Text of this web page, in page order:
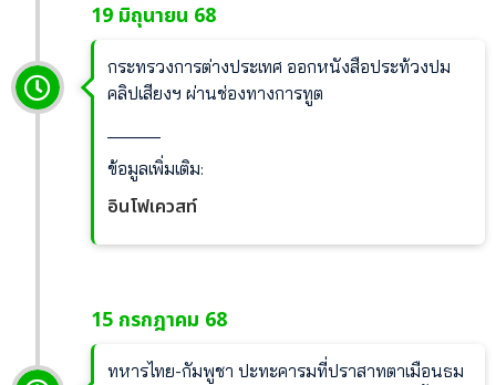
19 มิถุนายน 68
กระทรวงการต่างประเทศ ออกหนังสือประท้วงปม
คลิปเสียงฯ ผ่านช่องทางการทูต
ข้อมูลเพิ่มเติม:
อินโฟเควสท์
15 กรกฎาคม 68
ทหารไทย-กัมพูชา ปะทะคารมที่ปราสาทตาเมือนธม